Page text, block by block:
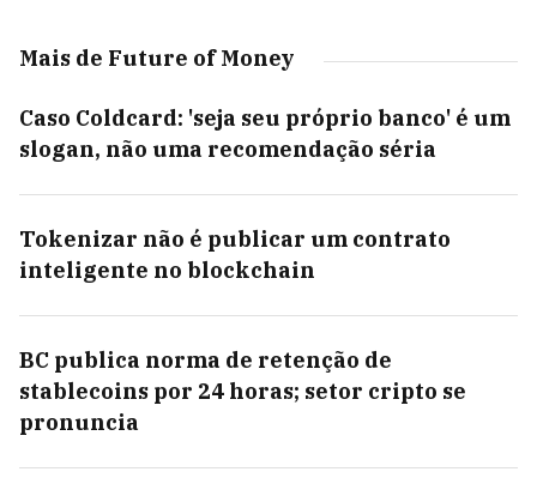
Mais de Future of Money
Caso Coldcard: 'seja seu próprio banco' é um
slogan, não uma recomendação séria
Tokenizar não é publicar um contrato
inteligente no blockchain
BC publica norma de retenção de
stablecoins por 24 horas; setor cripto se
pronuncia